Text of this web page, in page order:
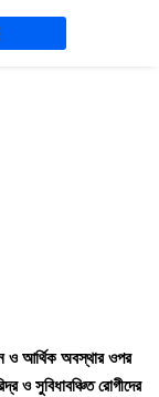
ও আর্থিক অবস্থার ওপর
ও সুবিধাবঞ্চিত রোগীদের